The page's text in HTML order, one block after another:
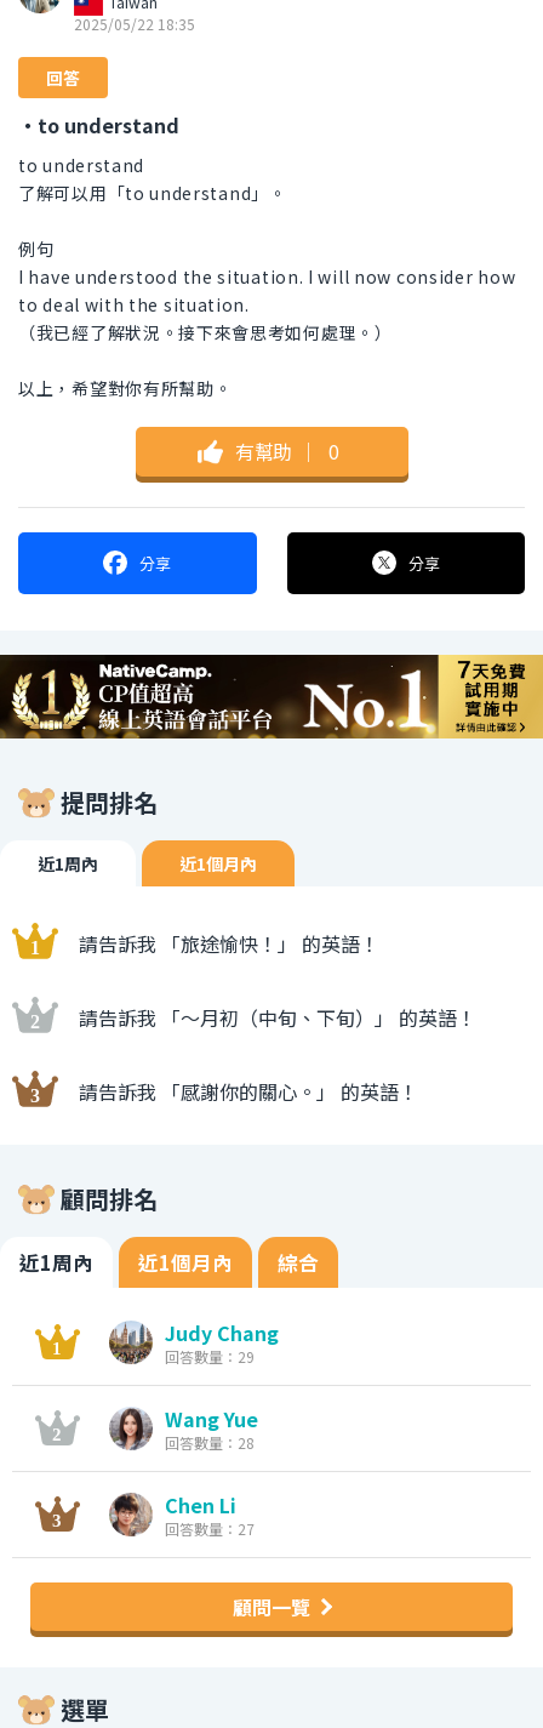
2025/05/22 18:35
回答
・to understand
to understand
了解可以用「to understand」。
例句
I have understood the situation. I will now consider how
to deal with the situation.
（我已經了解狀況。接下來會思考如何處理。）
以上，希望對你有所幫助。
有幫助 ｜ 0
分享 分享
提問排名
近1周內 近1個月內
請告訴我 「旅途愉快！」 的英語！
請告訴我 「〜月初（中旬、下旬）」 的英語！
請告訴我 「感謝你的關心。」 的英語！
顧問排名
近1周內 近1個月內 綜合
Judy Chang
回答數量：29
Wang Yue
回答數量：28
Chen Li
回答數量：27
顧問一覽
選單